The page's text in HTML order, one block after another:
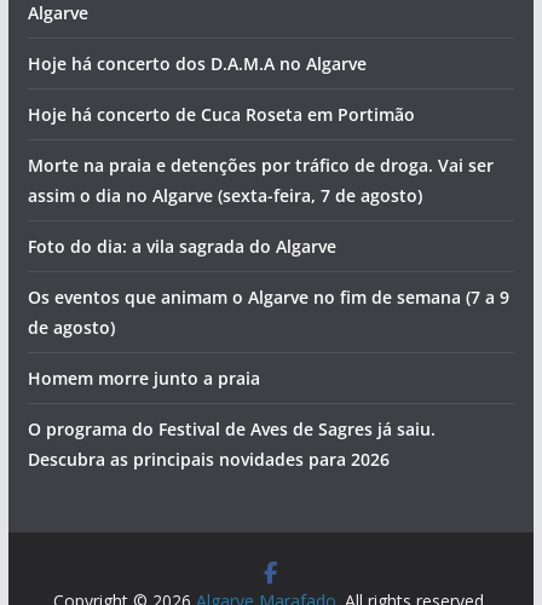
Algarve
Hoje há concerto dos D.A.M.A no Algarve
Hoje há concerto de Cuca Roseta em Portimão
Morte na praia e detenções por tráfico de droga. Vai ser
assim o dia no Algarve (sexta-feira, 7 de agosto)
Foto do dia: a vila sagrada do Algarve
Os eventos que animam o Algarve no fim de semana (7 a 9
de agosto)
Homem morre junto a praia
O programa do Festival de Aves de Sagres já saiu.
Descubra as principais novidades para 2026